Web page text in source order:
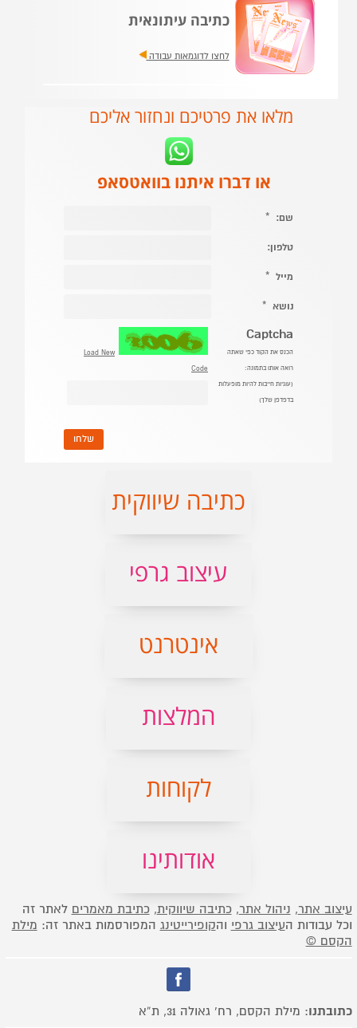
כתיבה עיתונאית
לחצו לדוגמאות עבודה
מלאו את פרטיכם ונחזור אליכם
או דברו איתנו בוואטסאפ
עיצוב אתר, ניהול אתר,כתיבה שיווקית,כתיבת מאמרים לאתר זה
וכל עבודות העיצוב גרפי והקופירייטינג המפורסמות באתר זה: מילת
הקסם ©
כתובתנו: מילת הקסם, רח’ גאולה 31, ת”א
אינטרנט
עיצוב גרפי
כתיבה שיווקית
המלצות
אודותינו
לקוחות